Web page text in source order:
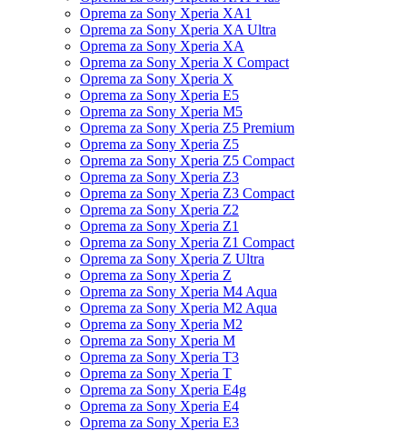
Oprema za Sony Xperia XA1
Oprema za Sony Xperia XA Ultra
Oprema za Sony Xperia XA
Oprema za Sony Xperia X Compact
Oprema za Sony Xperia X
Oprema za Sony Xperia E5
Oprema za Sony Xperia M5
Oprema za Sony Xperia Z5 Premium
Oprema za Sony Xperia Z5
Oprema za Sony Xperia Z5 Compact
Oprema za Sony Xperia Z3
Oprema za Sony Xperia Z3 Compact
Oprema za Sony Xperia Z2
Oprema za Sony Xperia Z1
Oprema za Sony Xperia Z1 Compact
Oprema za Sony Xperia Z Ultra
Oprema za Sony Xperia Z
Oprema za Sony Xperia M4 Aqua
Oprema za Sony Xperia M2 Aqua
Oprema za Sony Xperia M2
Oprema za Sony Xperia M
Oprema za Sony Xperia T3
Oprema za Sony Xperia T
Oprema za Sony Xperia E4g
Oprema za Sony Xperia E4
Oprema za Sony Xperia E3